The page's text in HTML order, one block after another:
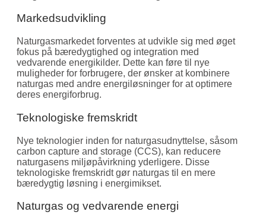
Markedsudvikling
Naturgasmarkedet forventes at udvikle sig med øget
fokus på bæredygtighed og integration med
vedvarende energikilder. Dette kan føre til nye
muligheder for forbrugere, der ønsker at kombinere
naturgas med andre energiløsninger for at optimere
deres energiforbrug.
Teknologiske fremskridt
Nye teknologier inden for naturgasudnyttelse, såsom
carbon capture and storage (CCS), kan reducere
naturgasens miljøpåvirkning yderligere. Disse
teknologiske fremskridt gør naturgas til en mere
bæredygtig løsning i energimikset.
Naturgas og vedvarende energi